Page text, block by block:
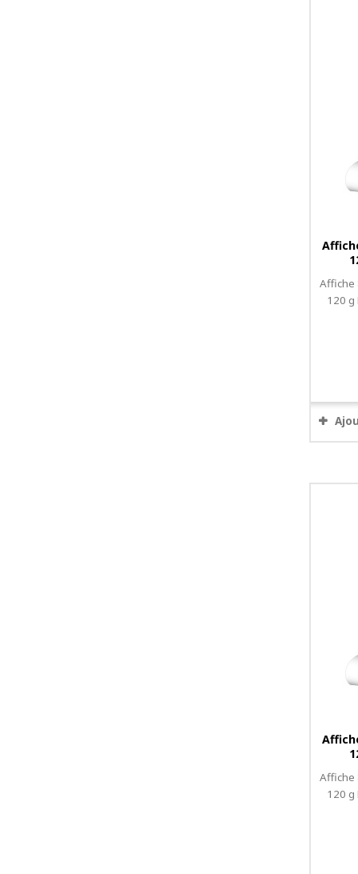
Affiche
120
Affiche
120